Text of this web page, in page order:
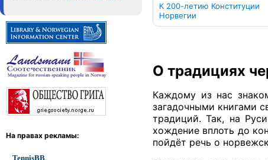
На правах рекламы:
TennisBB
К 200-летию Конституции
Норвегии
О традициях
Каждому из нас
загадочными книгами
традиций. Так, на
хождение вплоть до
пойдёт речь о